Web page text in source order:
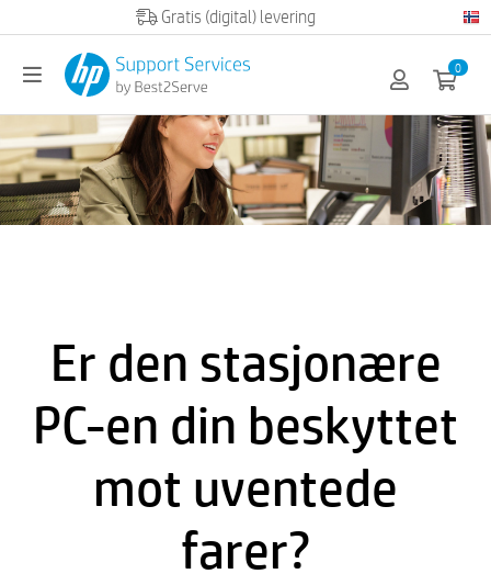
Official HP partner
0
Er den stasjonære
PC-en din beskyttet
mot uventede
farer?